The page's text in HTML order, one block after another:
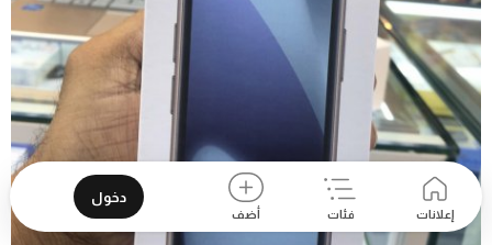
إعلانات فئات أضف
دخول